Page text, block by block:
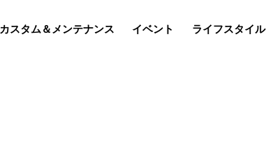
カスタム＆メンテナンス イベント ライフスタイル